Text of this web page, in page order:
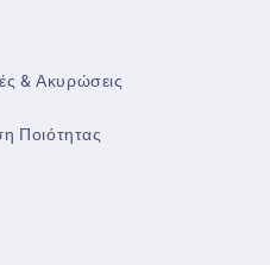
& Ακυρώσεις
Ποιότητας